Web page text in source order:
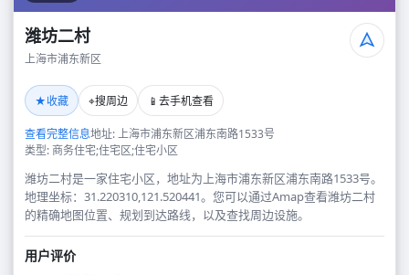
潍坊二村
上海市浦东新区
★收藏 ⌖搜周边 📱 去手机查看
查看完整信息地址: 上海市浦东新区浦东南路1533号
类型: 商务住宅;住宅区;住宅小区
潍坊二村是一家住宅小区，地址为上海市浦东新区浦东南路1533号。
地理坐标：31.220310,121.520441。您可以通过Amap查看潍坊二村
的精确地图位置、规划到达路线，以及查找周边设施。
用户评价